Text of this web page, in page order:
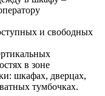
и свободных
в зоне
шкафах, дверцах,
тумбочках.